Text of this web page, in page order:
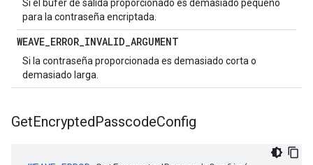
Si el búfer de salida proporcionado es demasiado pequeño
para la contraseña encriptada.
WEAVE_ERROR_INVALID_ARGUMENT
Si la contraseña proporcionada es demasiado corta o
demasiado larga.
GetEncryptedPasscodeConfig